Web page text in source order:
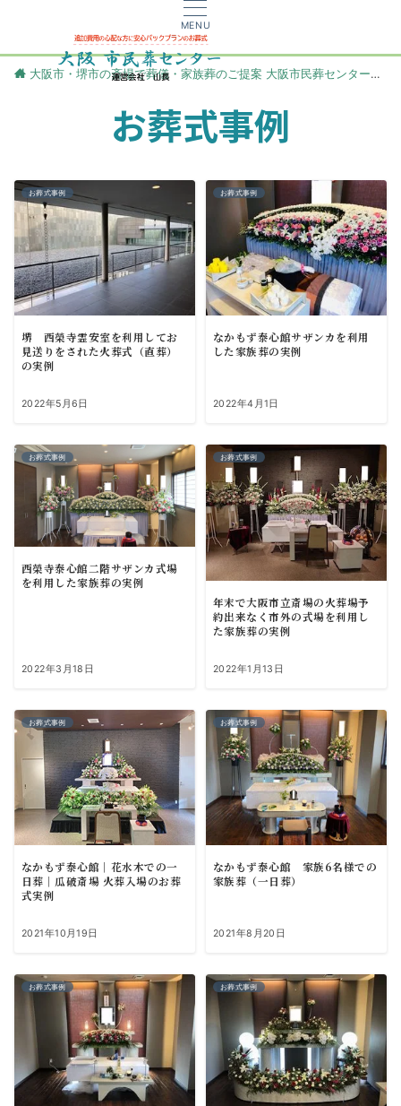
MENU
大阪市・堺市の斎場で葬儀・家族葬のご提案 大阪市民葬センター
お葬式事例
お葬式事例
堺 西榮寺霊安室を利用してお
見送りをされた火葬式（直葬）
の実例
2022年5月6日
お葬式事例
なかもず泰心館サザンカを利用
した家族葬の実例
2022年4月1日
お葬式事例
西榮寺泰心館二階サザンカ式場
を利用した家族葬の実例
2022年3月18日
お葬式事例
年末で大阪市立斎場の火葬場予
約出来なく市外の式場を利用し
た家族葬の実例
2022年1月13日
お葬式事例
なかもず泰心館｜花水木での一
日葬｜瓜破斎場 火葬入場のお葬
式実例
2021年10月19日
お葬式事例
なかもず泰心館 家族6名様での
家族葬（一日葬）
2021年8月20日
お葬式事例 お葬式事例